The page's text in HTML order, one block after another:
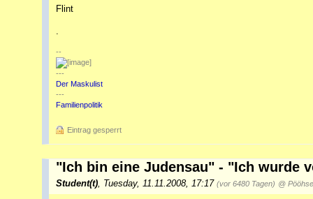
Flint
.
--
---
Der Maskulist
---
Familienpolitik
Eintrag gesperrt
"Ich bin eine Judensau" - "Ich wurde
Student(t), Tuesday, 11.11.2008, 17:17 (vor 6480 Tagen) @